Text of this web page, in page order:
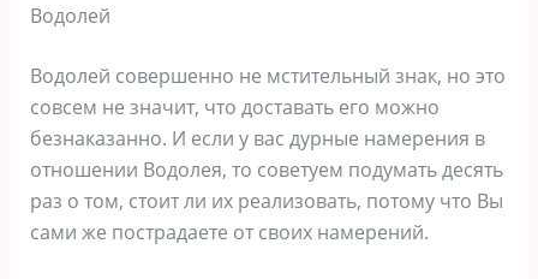
Водолей
Водолей совершенно не мстительный знак, но это
совсем не значит, что доставать его можно
безнаказанно. И если у вас дурные намерения в
отношении Водолея, то советуем подумать десять
раз о том, стоит ли их реализовать, потому что Вы
сами же пострадаете от своих намерений.